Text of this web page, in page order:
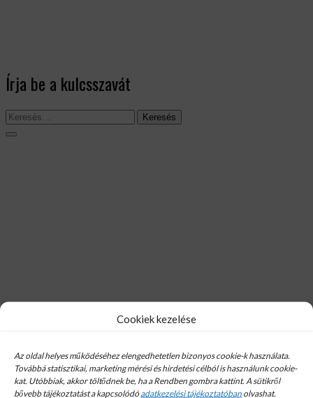
Cookiek kezelése
Az oldal helyes működéséhez elengedhetetlen bizonyos cookie-k használata.
Továbbá statisztikai, marketing mérési és hirdetési célból is használunk cookie-
kat. Utóbbiak, akkor töltődnek be, ha a Rendben gombra kattint. A sütikről
bővebb tájékoztatást a kapcsolódó adatkezelési tájékoztatóban olvashat.
Írja be a kulcsszavát
Keresés